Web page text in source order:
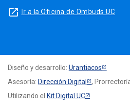
launch Ir a la Oficina de Ombuds UC
Diseño y desarrollo: Urantiacos
Asesoría: Dirección Digital
,
Utilizando el Kit Digital UC